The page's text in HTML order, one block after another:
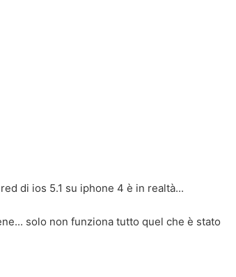
di ios 5.1 su iphone 4 è in realtà...
solo non funziona tutto quel che è stato